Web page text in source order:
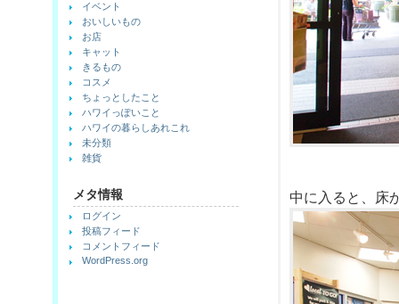
中に入ると、床
イベント
おいしいもの
お店
キャット
きるもの
コスメ
ちょっとしたこと
ハワイっぽいこと
ハワイの暮らしあれこれ
未分類
雑貨
メタ情報
ログイン
投稿フィード
コメントフィード
WordPress.org